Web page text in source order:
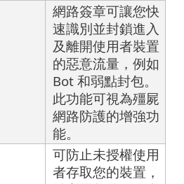
網路簽章可讓您快
速識別並封鎖進入
及離開使用者裝置
的惡意流量，例如
Bot 和弱點封包。
此功能可視為殭屍
網路防護的增強功
能。
可防止未授權使用
者存取您的裝置，